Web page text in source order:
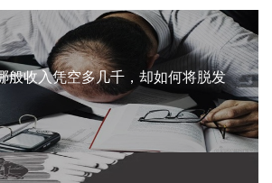
般收入凭空多几千，却如何将脱发